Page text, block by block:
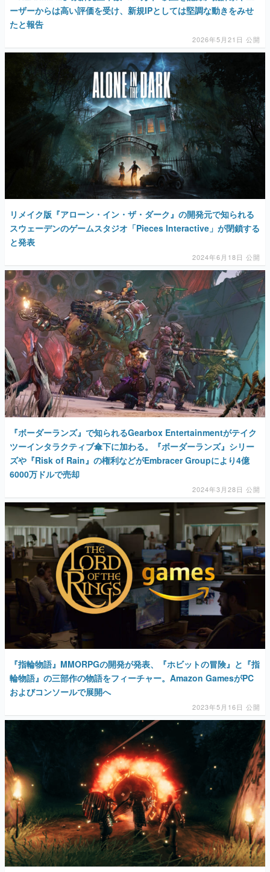
イニーP氏が徹底調査。
カテゴリ
特集記事
マンガ
女性向け
アプリレビュー
その他
電ファミニコゲーマーとは？
運営：株式会社マレ
ーザーからは高い評価を受け、新規IPとしては堅調な動きをみせ
たと報告
2026年5月21日 公開
リメイク版『アローン・イン・ザ・ダーク』の開発元で知られる
スウェーデンのゲームスタジオ「Pieces Interactive」が閉鎖する
と発表
2024年6月18日 公開
『ボーダーランズ』で知られるGearbox Entertainmentがテイク
ツーインタラクティブ傘下に加わる。『ボーダーランズ』シリー
ズや『Risk of Rain』の権利などがEmbracer Groupにより4億
6000万ドルで売却
2024年3月28日 公開
『指輪物語』MMORPGの開発が発表、『ホビットの冒険』と『指
輪物語』の三部作の物語をフィーチャー。Amazon GamesがPC
およびコンソールで展開へ
2023年5月16日 公開